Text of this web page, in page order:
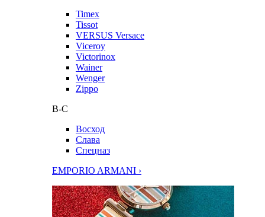
Timex
Tissot
VERSUS Versace
Viceroy
Victorinox
Wainer
Wenger
Zippo
В-С
Восход
Слава
Спецназ
EMPORIO ARMANI ›